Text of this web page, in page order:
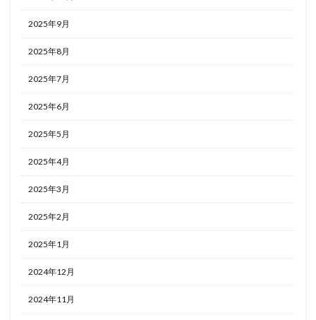
2025年9月
2025年8月
2025年7月
2025年6月
2025年5月
2025年4月
2025年3月
2025年2月
2025年1月
2024年12月
2024年11月